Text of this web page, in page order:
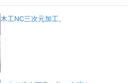
木工NC三次元加工。